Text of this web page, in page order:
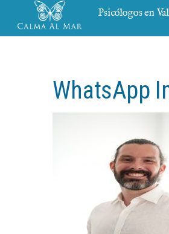
Psicólogos en
WhatsApp